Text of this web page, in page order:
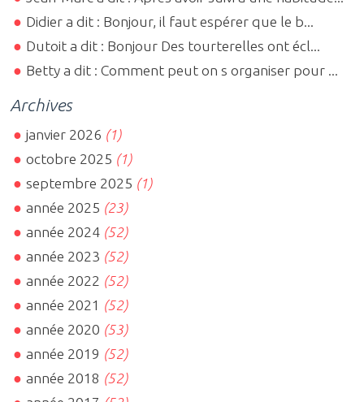
Didier a dit : Bonjour, il faut espérer que le b...
Dutoit a dit : Bonjour Des tourterelles ont écl...
Betty a dit : Comment peut on s organiser pour ...
Archives
janvier 2026 (1)
octobre 2025 (1)
septembre 2025 (1)
année 2025 (23)
année 2024 (52)
année 2023 (52)
année 2022 (52)
année 2021 (52)
année 2020 (53)
année 2019 (52)
année 2018 (52)